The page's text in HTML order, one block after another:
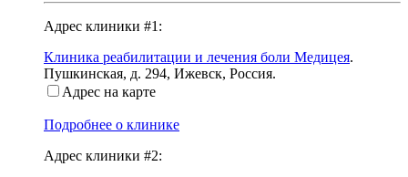
Адрес клиники #1:
Клиника реабилитации и лечения боли Медицея.
Пушкинская, д. 294, Ижевск, Россия.
Адрес на карте
Подробнее о клинике
Адрес клиники #2: